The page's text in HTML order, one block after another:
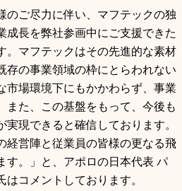
のご尽力に伴い、マフテックの独
成長を弊社参画中にご支援できた
。マフテックはその先進的な素材
存の事業領域の枠にとらわれない
市場環境下にもかかわらず、事業
また、この基盤をもって、今後も
現できると確信しております。
経営陣と従業員の皆様の更なる飛
す。」と、アポロの日本代表 パ
コメントしております。